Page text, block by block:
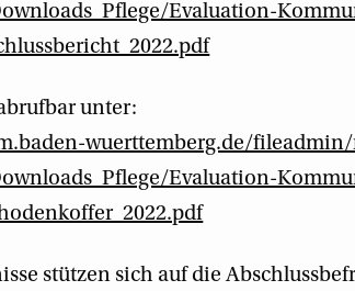
Evaluation-
unter:
wuerttemberg.de/
Evaluation-
stützen sich auf die